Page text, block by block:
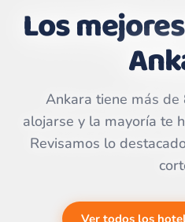
Leaflet|©
OpenStreetMap
contributors | ©
Los
Ankara tiene más
alojarse y la mayoría te
Revisamos lo